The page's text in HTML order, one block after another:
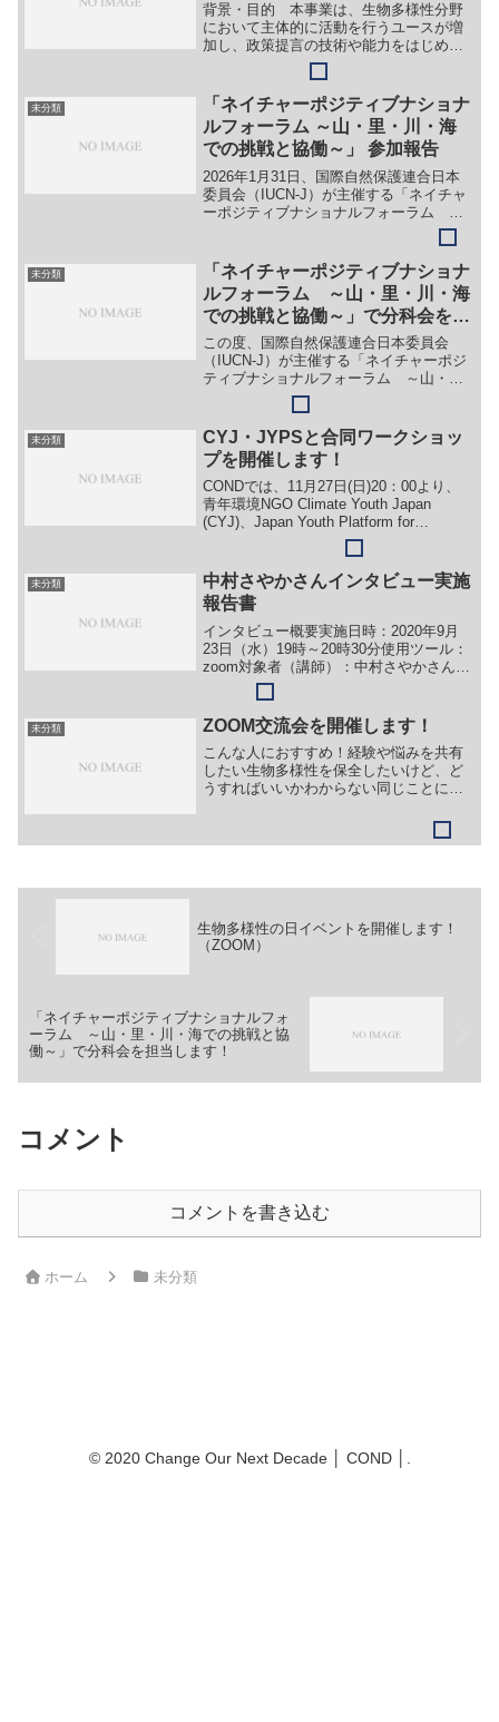
背景・目的 本事業は、生物多様性分野
において主体的に活動を行うユースが増
加し、政策提言の技術や能力をはじめと
するノウハウが適切に継承されることを
目的としている。 弊団体は2020年に
「生物多様性ユースアンバサダー」事業
を実施し、未来を変える...
未分類
「ネイチャーポジティブナショナ
ルフォーラム ～山・里・川・海
での挑戦と協働～」 参加報告
2026年1月31日、国際自然保護連合日本
委員会（IUCN-J）が主催する「ネイチャ
ーポジティブナショナルフォーラム 〜
山・里・川・海での挑戦と協働〜」（以
下、NPフォーラム）にて、CONDが分科
会を企画させていただきました。本稿で
は、分科...
未分類
「ネイチャーポジティブナショナ
ルフォーラム ～山・里・川・海
での挑戦と協働～」で分科会を担
当します！
この度、国際自然保護連合日本委員会
（IUCN-J）が主催する「ネイチャーポジ
ティブナショナルフォーラム ～山・
里・川・海での挑戦と協働～」にて、
CONDが分科会を企画させていただくこ
とになりました！こんな人にオススメ！
ネイチャーポジティブっ...
未分類
CYJ・JYPSと合同ワークショッ
プを開催します！
CONDでは、11月27日(日)20：00より、
青年環境NGO Climate Youth Japan
(CYJ)、Japan Youth Platform for
Sustainability(JYPS)との合同ワークショ
未分類
中村さやかさんインタビュー実施
報告書
インタビュー概要実施日時：2020年9月
23日（水）19時～20時30分使用ツール：
zoom対象者（講師）：中村さやかさん
（鹿島市役所ラムサール推進室）参加
者：芝崎瑞穂・志摩那波・浅岡（事務
局）連絡手段：メールインタビューの目
的：九州地方に...
未分類 ZOOM交流会を開催します！
こんな人におすすめ！経験や悩みを共有
したい生物多様性を保全したいけど、ど
うすればいいかわからない同じことに関
り組む仲間を増やしたい背景・目的昆
明・モントリオール生物多様性枠組が定
生物多様性の日イベントを開催します！
（ZOOM）
「ネイチャーポジティブナショナルフォ
ーラム ～山・里・川・海での挑戦と協
働～」で分科会を担当します！
コメント
コメントを書き込む
ホーム 未分類
© 2020 Change Our Next Decade │ COND │.